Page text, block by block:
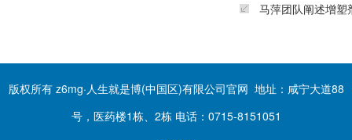
马萍团队阐述增塑
版权所有 z6mg·人生就是博(中国区)有限公司官网 地址：咸宁大道88
号，医药楼1栋、2栋 电话：0715-8151051